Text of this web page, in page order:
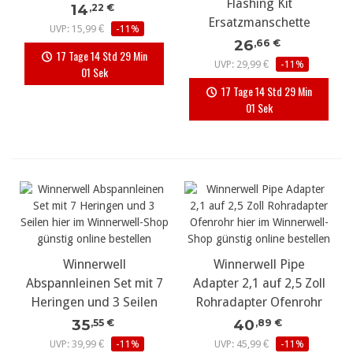
14 ,22 €
UVP: 15,99 €
-11%
17 Tage 14 Std 29 Min
00 Sek
Flashing Kit
Ersatzmanschette
26,66 €
UVP: 29,99 €
-11%
17 Tage 14 Std 29 Min
00 Sek
Winnerwell
Abspannleinen Set mit 7
Heringen und 3 Seilen
35,55 €
UVP: 39,99 €
-11%
Winnerwell Pipe
Adapter 2,1 auf 2,5 Zoll
Rohradapter Ofenrohr
40 ,89 €
UVP: 45,99 €
-11%